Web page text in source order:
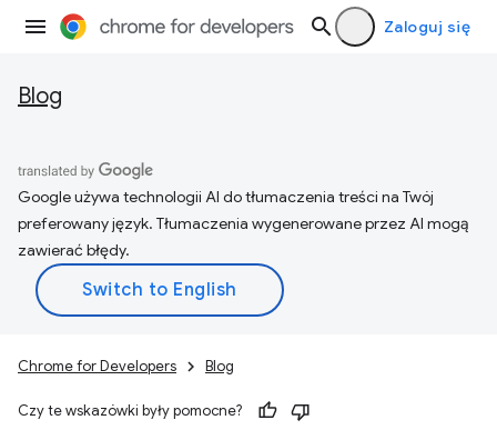
Zaloguj się
Blog
Google używa technologii AI do tłumaczenia treści na Twój
preferowany język. Tłumaczenia wygenerowane przez AI mogą
zawierać błędy.
Chrome for Developers Blog
Czy te wskazówki były pomocne?